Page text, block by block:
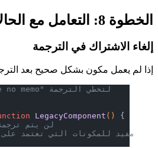
الخطوة 8: التعامل مع الحالات الخاصة
إلغاء الاشتراك في الترجمة
إذا لم يعمل مكون بشكل صحيح بعد
// أضف توجيه "use no memo" لتخطي الترجمة
LegacyComponent ()
// لن يتم
// مفيد للمكونات التي تعتمد